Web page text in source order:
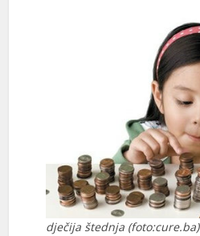
dječija štednja (foto:cure.ba)